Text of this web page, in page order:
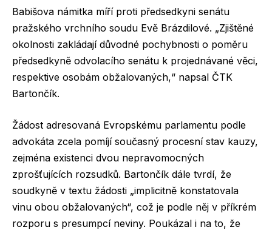
Babišova námitka míří proti předsedkyni senátu
pražského vrchního soudu Evě Brázdilové. „Zjištěné
okolnosti zakládají důvodné pochybnosti o poměru
předsedkyně odvolacího senátu k projednávané věci,
respektive osobám obžalovaných,“ napsal ČTK
Bartončík.
Žádost adresovaná Evropskému parlamentu podle
advokáta zcela pomíjí současný procesní stav kauzy,
zejména existenci dvou nepravomocných
zprošťujících rozsudků. Bartončík dále tvrdí, že
soudkyně v textu žádosti „implicitně konstatovala
vinu obou obžalovaných“, což je podle něj v příkrém
rozporu s presumpcí neviny. Poukázal i na to, že